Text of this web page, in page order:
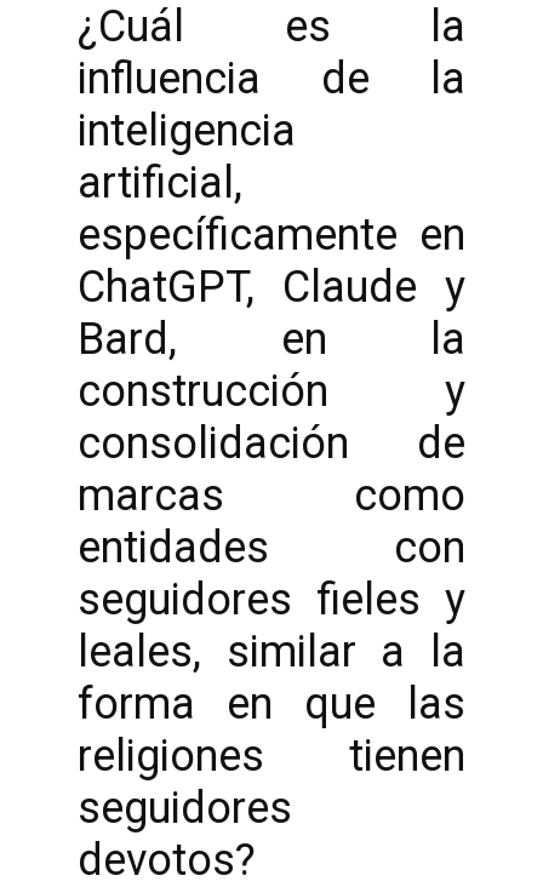
¿Cuál es la
influencia de la
inteligencia
artificial,
específicamente en
ChatGPT, Claude y
Bard, en la
construcción y
consolidación de
marcas como
entidades con
seguidores fieles y
leales, similar a la
forma en que las
religiones tienen
seguidores
devotos?